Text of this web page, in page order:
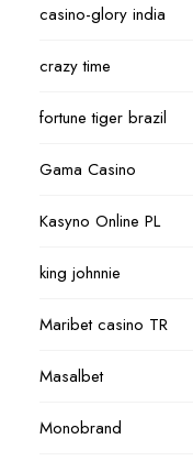
casino-glory india
crazy time
fortune tiger brazil
Gama Casino
Kasyno Online PL
king johnnie
Maribet casino TR
Masalbet
Monobrand